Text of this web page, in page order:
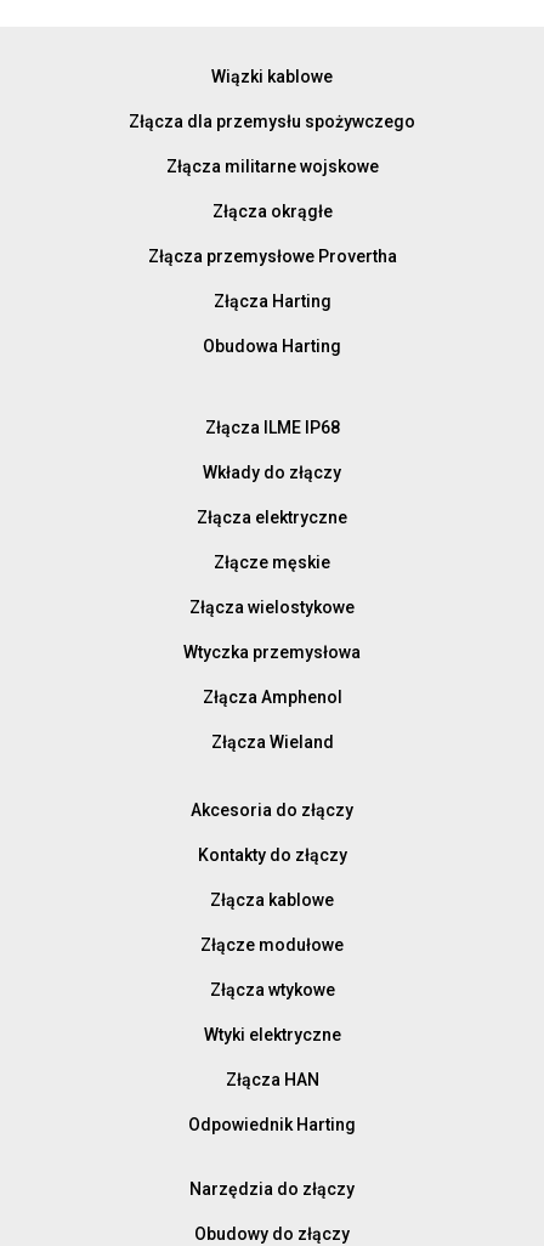
Wiązki kablowe
Złącza dla przemysłu spożywczego
Złącza militarne wojskowe
Złącza okrągłe
Złącza przemysłowe Provertha
Złącza Harting
Obudowa Harting
Złącza ILME IP68
Wkłady do złączy
Złącza elektryczne
Złącze męskie
Złącza wielostykowe
Wtyczka przemysłowa
Złącza Amphenol
Złącza Wieland
Akcesoria do złączy
Kontakty do złączy
Złącza kablowe
Złącze modułowe
Złącza wtykowe
Wtyki elektryczne
Złącza HAN
Odpowiednik Harting
Narzędzia do złączy
Obudowy do złączy